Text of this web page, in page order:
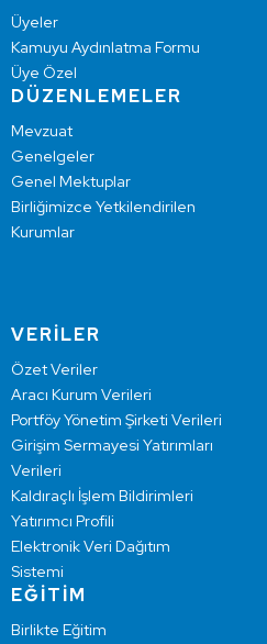
Üyeler
Kamuyu Aydınlatma Formu
Üye Özel
DÜZENLEMELER
Mevzuat
Genelgeler
Genel Mektuplar
Birliğimizce Yetkilendirilen
Kurumlar
VERİLER
Özet Veriler
Aracı Kurum Verileri
Portföy Yönetim Şirketi Verileri
Girişim Sermayesi Yatırımları
Verileri
Kaldıraçlı İşlem Bildirimleri
Yatırımcı Profili
Elektronik Veri Dağıtım
Sistemi
EĞİTİM
Birlikte Eğitim